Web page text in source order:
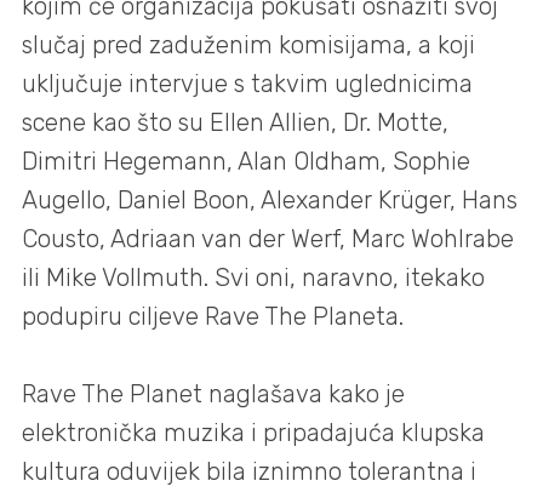
slučaj pred zaduženim komisijama, a koji
uključuje intervjue s takvim uglednicima
scene kao što su Ellen Allien, Dr. Motte,
Dimitri Hegemann, Alan Oldham, Sophie
Augello, Daniel Boon, Alexander Krüger, Hans
Cousto, Adriaan van der Werf, Marc Wohlrabe
ili Mike Vollmuth. Svi oni, naravno, itekako
podupiru ciljeve Rave The Planeta.
Rave The Planet naglašava kako je
elektronička muzika i pripadajuća klupska
kultura oduvijek bila iznimno tolerantna i